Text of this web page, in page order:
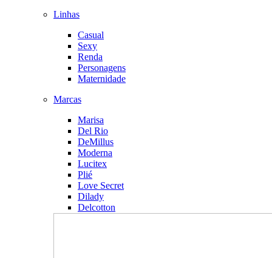
Linhas
Casual
Sexy
Renda
Personagens
Maternidade
Marcas
Marisa
Del Rio
DeMillus
Moderna
Lucitex
Plié
Love Secret
Dilady
Delcotton